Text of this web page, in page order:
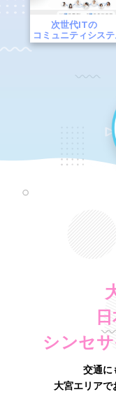
次世代ITの
コミュニティシステ
シンセ
交通に
大宮エリアで